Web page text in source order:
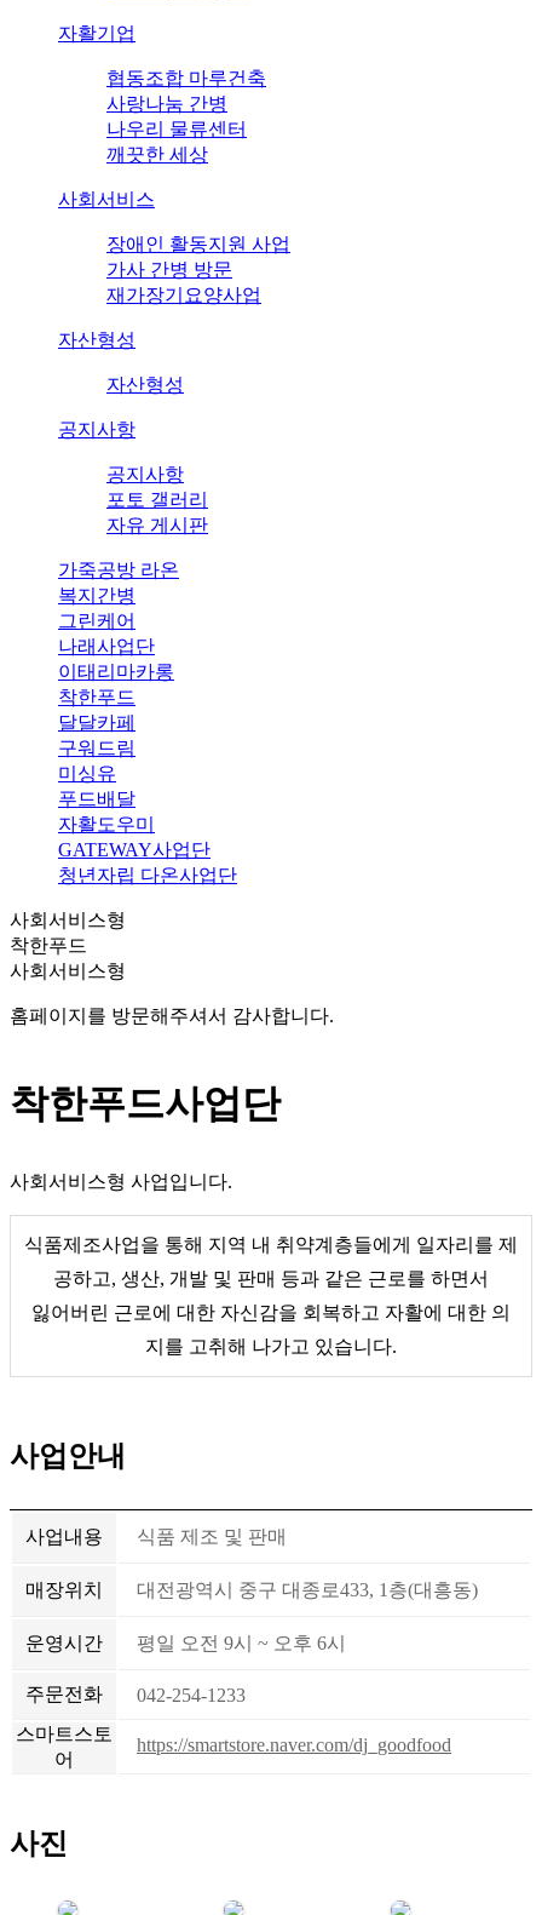
자활기업
협동조합 마루건축
사랑나눔 간병
나우리 물류센터
깨끗한 세상
사회서비스
장애인 활동지원 사업
가사 간병 방문
재가장기요양사업
자산형성
자산형성
공지사항
공지사항
포토 갤러리
자유 게시판
가죽공방 라온
복지간병
그린케어
나래사업단
이태리마카롱
착한푸드
달달카페
구워드림
미싱유
푸드배달
자활도우미
GATEWAY사업단
청년자립 다온사업단
사회서비스형
착한푸드
사회서비스형
홈페이지를 방문해주셔서 감사합니다.
착한푸드사업단
사회서비스형 사업입니다.
식품제조사업을 통해 지역 내 취약계층들에게 일자리를 제
공하고, 생산, 개발 및 판매 등과 같은 근로를 하면서
잃어버린 근로에 대한 자신감을 회복하고 자활에 대한 의
지를 고취해 나가고 있습니다.
사업안내
사업내용 식품 제조 및 판매
매장위치 대전광역시 중구 대종로433, 1층(대흥동)
운영시간 평일 오전 9시 ~ 오후 6시
주문전화
042-254-1233
스마트스토
어
https://smartstore.naver.com/dj_goodfood
사진